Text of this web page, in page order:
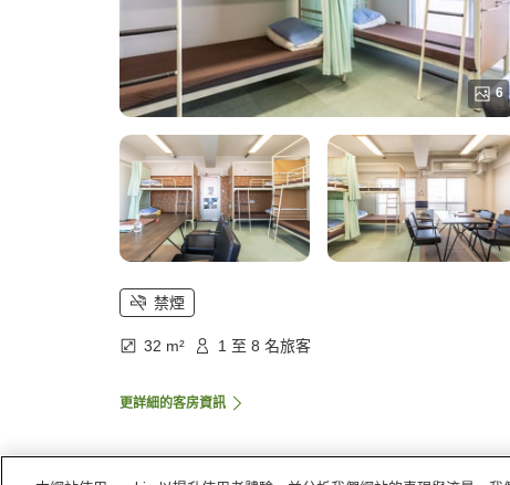
6
禁煙
32 m² 1 至 8 名旅客
更詳細的客房資訊